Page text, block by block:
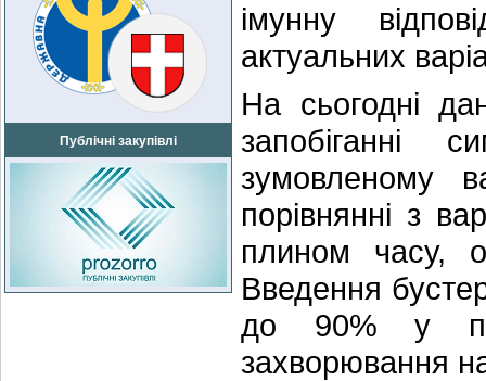
Публічні закупівлі
імунну
актуальних
На сьогодні
запобіганні
зумовленому
порівнянні з
плином часу,
Введення
до 90% у
захворювання